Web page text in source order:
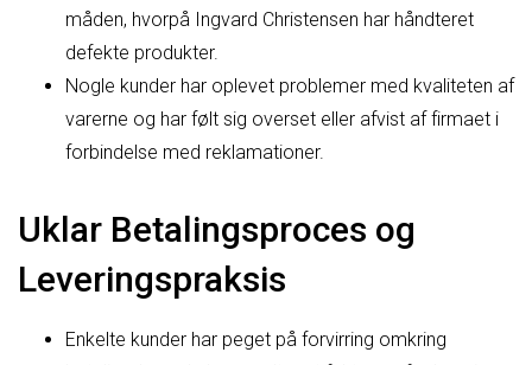
måden, hvorpå Ingvard Christensen har håndteret
defekte produkter.
Nogle kunder har oplevet problemer med kvaliteten af
varerne og har følt sig overset eller afvist af firmaet i
forbindelse med reklamationer.
Uklar Betalingsproces og
Leveringspraksis
Enkelte kunder har peget på forvirring omkring